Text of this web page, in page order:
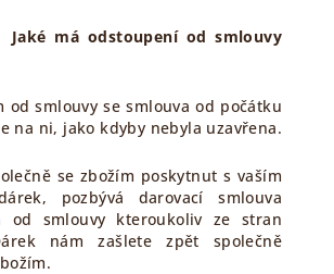
Jaké má odstoupení od smlouvy
od smlouvy se smlouva od počátku
na ni, jako kdyby nebyla uzavřena.
se zbožím poskytnut s vaším
pozbývá darovací smlouva
od smlouvy kteroukoliv ze stran
nám zašlete zpět společně